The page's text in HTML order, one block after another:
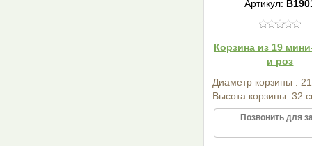
Артикул:
Корзина из 19
и роз
Диаметр корзины :
Высота корзины: 32
Позвонить для